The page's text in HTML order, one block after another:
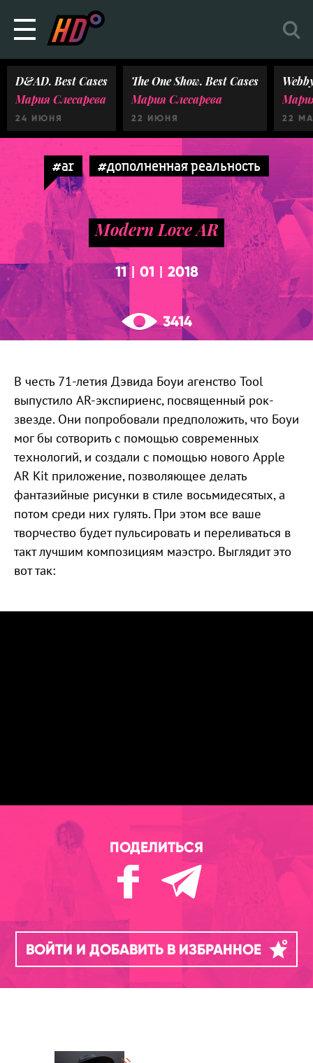
D&AD. Best Cases
Мария Слесарева
24 ИЮНЯ
The One Show. Best Cases
Мария Слесарева
22 ИЮНЯ 22
#ar #дополненная реальность
Modern Love AR
11 01 2018
3414
В честь 71-летия Дэвида Боуи агенство Tool
выпустило AR-экспириенс, посвященный рок-
звезде. Они попробовали предположить, что Боуи
мог бы сотворить с помощью современных
технологий, и создали с помощью нового Apple
AR Kit приложение, позволяющее делать
фантазийные рисунки в стиле восьмидесятых, а
потом среди них гулять. При этом все ваше
творчество будет пульсировать и переливаться в
такт лучшим композициям маэстро. Выглядит это
вот так:
ПОДЕЛИТЬСЯ
ВОЙТИ И ДОБАВИТЬ В ИЗБРАННОЕ